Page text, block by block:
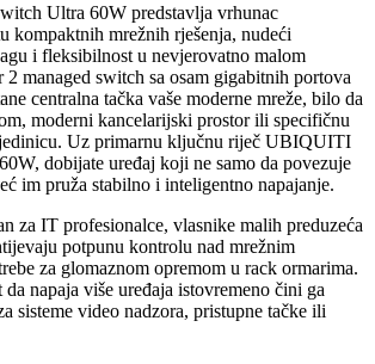
Ultra 60W predstavlja vrhunac
kompaktnih mrežnih rješenja, nudeći
i fleksibilnost u nevjerovatno malom
managed switch sa osam gigabitnih portova
centralna tačka vaše moderne mreže, bilo da
moderni kancelarijski prostor ili specifičnu
Uz primarnu ključnu riječ UBIQUITI
dobijate uređaj koji ne samo da povezuje
im pruža stabilno i inteligentno napajanje.
za IT profesionalce, vlasnike malih preduzeća
potpunu kontrolu nad mrežnim
za glomaznom opremom u rack ormarima.
napaja više uređaja istovremeno čini ga
sisteme video nadzora, pristupne tačke ili